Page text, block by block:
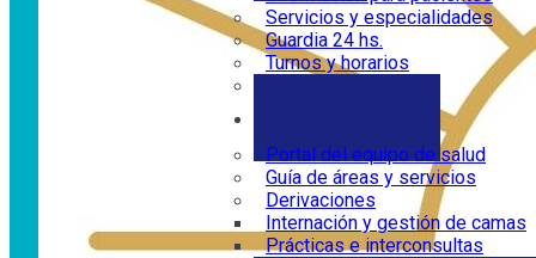
Servicios y especialidades
Guardia 24 hs.
Turnos y horarios
Portal del equipo de salud
Guía de áreas y servicios
Derivaciones
Internación y gestión de camas
Prácticas e interconsultas